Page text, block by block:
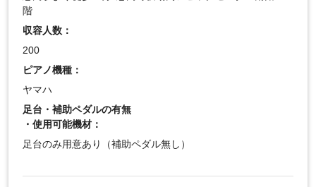
階
収容人数：
200
ピアノ機種：
ヤマハ
足台・補助ペダルの有無
・使用可能機材：
足台のみ用意あり（補助ペダル無し）